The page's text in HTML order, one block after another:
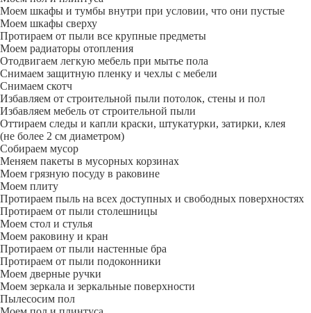
Моем шкафы и тумбы внутри при условии, что они пустые
Моем шкафы сверху
Протираем от пыли все крупные предметы
Моем радиаторы отопления
Отодвигаем легкую мебель при мытье пола
Снимаем защитную пленку и чехлы с мебели
Снимаем скотч
Избавляем от строительной пыли потолок, стены и пол
Избавляем мебель от строительной пыли
Оттираем следы и капли краски, штукатурки, затирки, клея
(не более 2 см диаметром)
Собираем мусор
Меняем пакеты в мусорных корзинах
Моем грязную посуду в раковине
Моем плиту
Протираем пыль на всех доступных и свободных поверхностях
Протираем от пыли столешницы
Моем стол и стулья
Моем раковину и кран
Протираем от пыли настенные бра
Протираем от пыли подоконники
Моем дверные ручки
Моем зеркала и зеркальные поверхности
Пылесосим пол